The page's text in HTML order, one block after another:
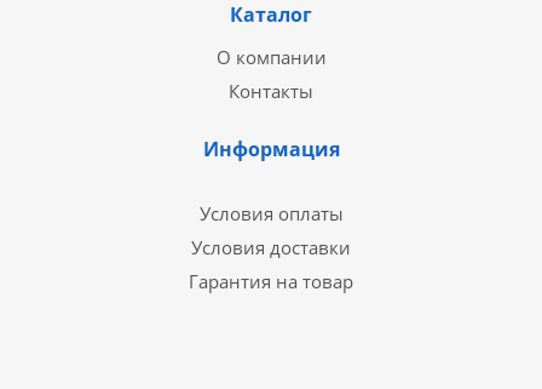
Каталог
О компании
Контакты
Информация
Условия оплаты
Условия доставки
Гарантия на товар